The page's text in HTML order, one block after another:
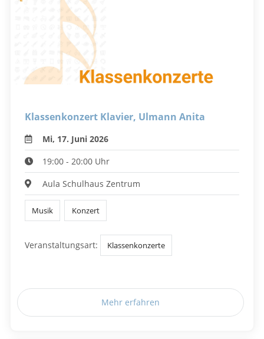
Klassenkonzert Klavier, Ulmann Anita
Mi, 17. Juni 2026
19:00 - 20:00 Uhr
Aula Schulhaus Zentrum
Musik Konzert
Veranstaltungsart: Klassenkonzerte
Mehr erfahren